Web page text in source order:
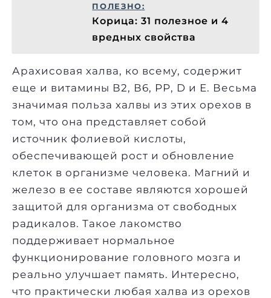
ПОЛЕЗНО:
Корица: 31 полезное и 4
вредных свойства
Арахисовая халва, ко всему, содержит
еще и витамины В2, В6, РР, D и Е. Весьма
значимая польза халвы из этих орехов в
том, что она представляет собой
источник фолиевой кислоты,
обеспечивающей рост и обновление
клеток в организме человека. Магний и
железо в ее составе являются хорошей
защитой для организма от свободных
радикалов. Такое лакомство
поддерживает нормальное
функционирование головного мозга и
реально улучшает память. Интересно,
что практически любая халва из орехов